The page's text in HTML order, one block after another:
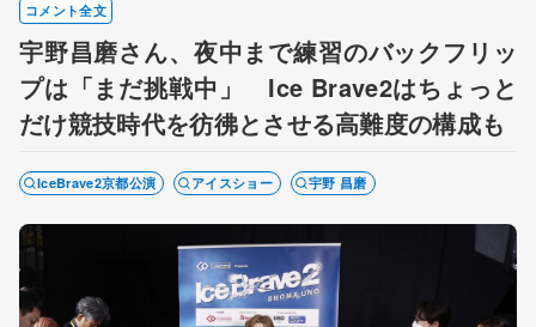
コメント全文
宇野昌磨さん、夜中まで練習のバックフリッ
プは「まだ挑戦中」 Ice Brave2はちょっと
だけ競技時代を彷彿とさせる高難度の構成も
IceBrave2京都公演 アイスショー 宇野 昌磨